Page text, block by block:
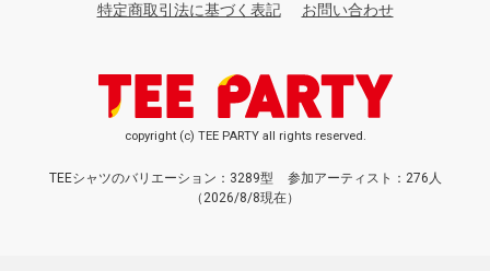
特定商取引法に基づく表記
お問い合わせ
copyright (c) TEE PARTY all rights reserved.
TEEシャツのバリエーション：3289型
参加アーティスト：276人
（2026/8/8現在）